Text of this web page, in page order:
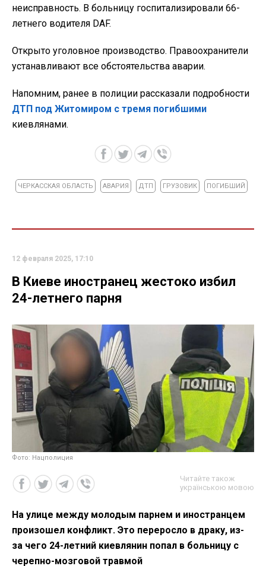
неисправность. В больницу госпитализировали 66-
летнего водителя DAF.
Открыто уголовное производство. Правоохранители
устанавливают все обстоятельства аварии.
Напомним, ранее в полиции рассказали подробности
ДТП под Житомиром с тремя погибшими
киевлянами.
ЧЕРКАССКАЯ ОБЛАСТЬ АВАРИЯ ДТП ГРУЗОВИК ПОГИБШИЙ
12 февраля 2025, 17:10
В Киеве иностранец жестоко избил
24-летнего парня
Фото: Нацполиция
Читайте також
українською мовою
На улице между молодым парнем и иностранцем
произошел конфликт. Это переросло в драку, из-
за чего 24-летний киевлянин попал в больницу с
черепно-мозговой травмой